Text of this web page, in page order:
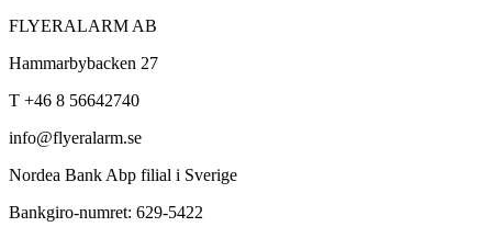
FLYERALARM AB
Hammarbybacken 27
T +46 8 56642740
info@flyeralarm.se
Nordea Bank Abp filial i Sverige
Bankgiro-numret: 629-5422